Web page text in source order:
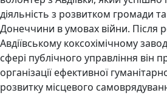
діяльність з розвитком громади
Донеччини в умовах війни. Після
Авдіївському коксохімічному
сфері публічного управління він
організації ефективної
розвитку місцевого